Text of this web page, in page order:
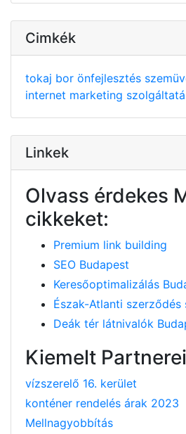
Cimkék
tokaj bor önfejlesztés
internet marketing
Linkek
Olvass érdekes
cikkeket:
Premium link building
SEO Budapest
Keresőoptimalizálás
Észak-Atlanti szerződés
Deák tér látnivalók
Kiemelt
vízszerelő 16. kerület
konténer rendelés árak 2023
Mellnagyobbítás